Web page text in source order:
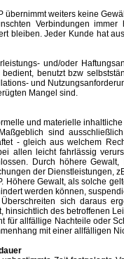
weiters keine
Verbindungen
bleiben. Jeder Kunde hat
und/oder
bedient, benutzt bzw
und
Mangel sind.
und materielle
sind
- gleich aus welchem
allen leicht fahrlässig
Durch höhere
der Dienstleistungen,
Höhere Gewalt, als solche
werden können,
sich daraus
hinsichtlich des betroffenen
für allfällige Nachteile oder
mit einer allfälligen